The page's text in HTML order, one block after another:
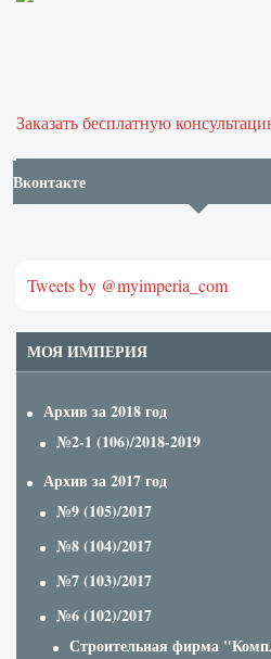
Заказать бесплатную
Вконтакте
Tweets by @myimperia_com
МОЯ ИМПЕРИЯ
Архив за 2018 год
№2-1 (106)/2018-2019
Архив за 2017 год
№9 (105)/2017
№8 (104)/2017
№7 (103)/2017
№6 (102)/2017
Строительная фирма